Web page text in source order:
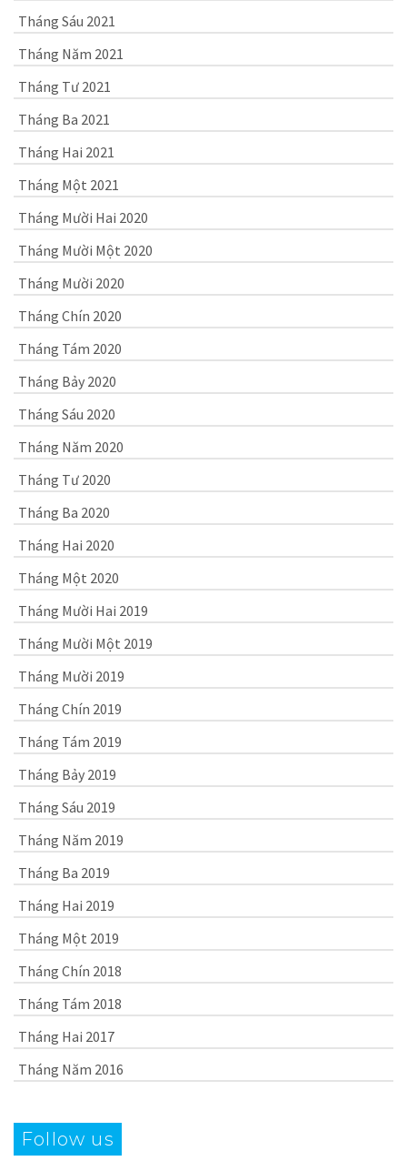
Tháng Sáu 2021
Tháng Năm 2021
Tháng Tư 2021
Tháng Ba 2021
Tháng Hai 2021
Tháng Một 2021
Tháng Mười Hai 2020
Tháng Mười Một 2020
Tháng Mười 2020
Tháng Chín 2020
Tháng Tám 2020
Tháng Bảy 2020
Tháng Sáu 2020
Tháng Năm 2020
Tháng Tư 2020
Tháng Ba 2020
Tháng Hai 2020
Tháng Một 2020
Tháng Mười Hai 2019
Tháng Mười Một 2019
Tháng Mười 2019
Tháng Chín 2019
Tháng Tám 2019
Tháng Bảy 2019
Tháng Sáu 2019
Tháng Năm 2019
Tháng Ba 2019
Tháng Hai 2019
Tháng Một 2019
Tháng Chín 2018
Tháng Tám 2018
Tháng Hai 2017
Tháng Năm 2016
Follow us